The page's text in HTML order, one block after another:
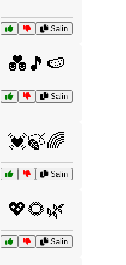
Salin
💑🎵🍉
Salin
💓🍃🌈
Salin
💖🌻🌿
Salin